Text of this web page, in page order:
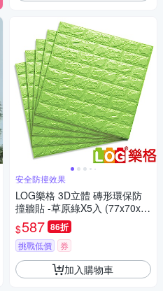
安全防撞效果
LOG樂格 3D立體 磚形環保防
撞牆貼 -草原綠X5入 (77x70x厚
0.7cm)
$587 86折
挑戰低價 券
加入購物車